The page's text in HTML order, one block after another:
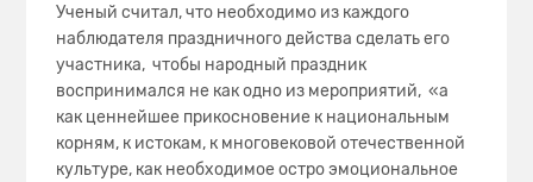
Ученый считал, что необходимо из каждого
наблюдателя праздничного действа сделать его
участника, чтобы народный праздник
воспринимался не как одно из мероприятий, «а
как ценнейшее прикосновение к национальным
корням, к истокам, к многовековой отечественной
культуре, как необходимое остро эмоциональное